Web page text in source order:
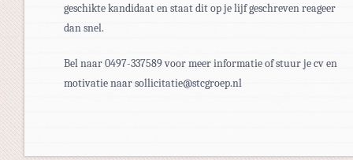
geschikte kandidaat en staat dit op je lijf geschreven reageer
dan snel.
Bel naar 0497-337589 voor meer informatie of stuur je cv en
motivatie naar sollicitatie@stcgroep.nl